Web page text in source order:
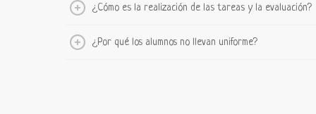
¿Cómo es la realización de las tareas y la evaluación?
¿Por qué los alumnos no llevan uniforme?